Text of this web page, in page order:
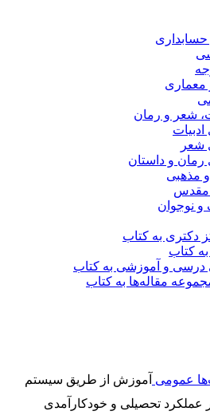
حسابداری
معماری
شعر و رمان
شعر
رمان و داستان
مذهبی
مقدس
نوجوان
دکتری به کتاب
به کتاب
درسی و آموزشی به کتاب
مقاله‌ها به کتاب
عمومی آموزش از طریق سیستم
عملکرد تحصیلی و خودکارآمدی